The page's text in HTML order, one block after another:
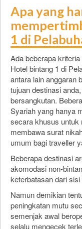
Apa yang
1 di
Ada beberapa
Hotel bintang 1 di
antara lain anggaran
tujuan destinasi
bersangkutan.
Syariah yang hanya
secara khusus untuk
membawa surat
umum bagi traveller
Beberapa destinasi
akomodasi non-
keterbatasan dari
Namun demikian
peningkatan mutu
semenjak awal
selalu mengecek